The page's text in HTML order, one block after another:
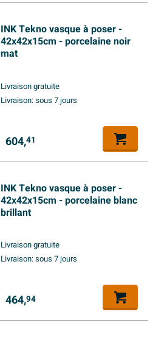
INK Tekno vasque à poser -
42x42x15cm - porcelaine noir
mat
Livraison gratuite
Livraison:sous 7 jours
604,41
INK Tekno vasque à poser -
42x42x15cm - porcelaine blanc
brillant
Livraison gratuite
Livraison:sous 7 jours
464,94